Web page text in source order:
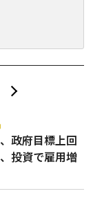
政府目標上回
投資で雇用増